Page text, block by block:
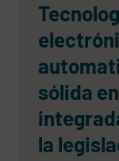
sólida
la